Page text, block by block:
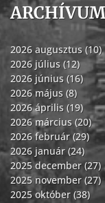
ARCHÍVUM
2026 augusztus (10)
2026 július (12)
2026 június (16)
2026 május (8)
2026 április (19)
2026 március (20)
2026 február (29)
2026 január (24)
2025 december (27)
2025 november (27)
2025 október (38)